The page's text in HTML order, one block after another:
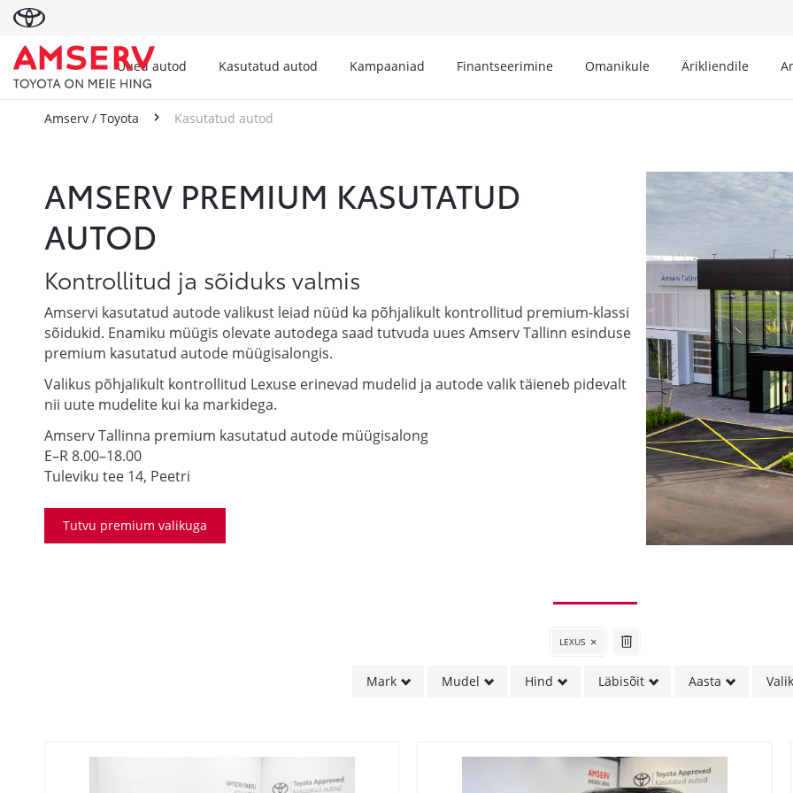
Uued autod Kasutatud autod Kampaaniad Finantseerimine Omanikule Ärikliendile
Amserv / Toyota Kasutatud autod
AMSERV PREMIUM KASUTATUD
AUTOD
Kontrollitud ja sõiduks valmis
Amservi kasutatud autode valikust leiad nüüd ka põhjalikult kontrollitud premium-klassi
sõidukid. Enamiku müügis olevate autodega saad tutvuda uues Amserv Tallinn esinduse
premium kasutatud autode müügisalongis.
Valikus põhjalikult kontrollitud Lexuse erinevad mudelid ja autode valik täieneb pidevalt
nii uute mudelite kui ka markidega.
Amserv Tallinna premium kasutatud autode müügisalong
E–R 8.00–18.00
Tuleviku tee 14, Peetri
Tutvu premium valikuga
LEXUS
Mark Mudel Hind Läbisõit Aasta